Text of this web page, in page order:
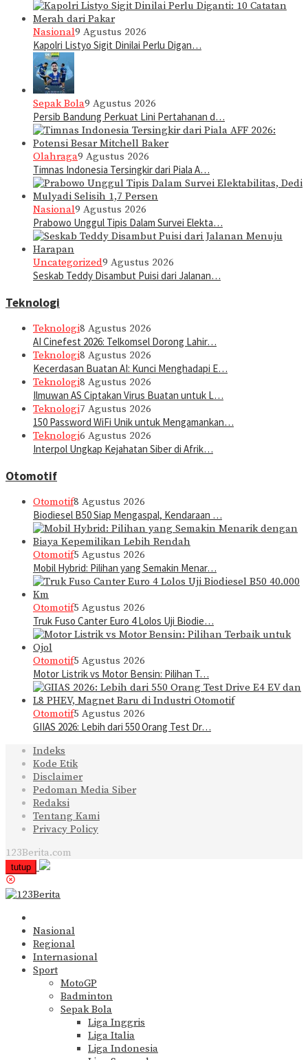
Nasional9 Agustus 2026
Kapolri Listyo Sigit Dinilai Perlu Digan…
Sepak Bola9 Agustus 2026
Persib Bandung Perkuat Lini Pertahanan d…
Olahraga9 Agustus 2026
Timnas Indonesia Tersingkir dari Piala A…
Nasional9 Agustus 2026
Prabowo Unggul Tipis Dalam Survei Elekta…
Uncategorized9 Agustus 2026
Seskab Teddy Disambut Puisi dari Jalanan…
Teknologi
Teknologi8 Agustus 2026
AI Cinefest 2026: Telkomsel Dorong Lahir…
Teknologi8 Agustus 2026
Kecerdasan Buatan AI: Kunci Menghadapi E…
Teknologi8 Agustus 2026
Ilmuwan AS Ciptakan Virus Buatan untuk L…
Teknologi7 Agustus 2026
150 Password WiFi Unik untuk Mengamankan…
Teknologi6 Agustus 2026
Interpol Ungkap Kejahatan Siber di Afrik…
Otomotif
Otomotif8 Agustus 2026
Biodiesel B50 Siap Mengaspal, Kendaraan …
Otomotif5 Agustus 2026
Mobil Hybrid: Pilihan yang Semakin Menar…
Otomotif5 Agustus 2026
Truk Fuso Canter Euro 4 Lolos Uji Biodie…
Otomotif5 Agustus 2026
Motor Listrik vs Motor Bensin: Pilihan T…
Otomotif5 Agustus 2026
GIIAS 2026: Lebih dari 550 Orang Test Dr…
Indeks
Kode Etik
Disclaimer
Pedoman Media Siber
Redaksi
Tentang Kami
Privacy Policy
123Berita.com
tutup
Nasional
Regional
Internasional
Sport
MotoGP
Badminton
Sepak Bola
Liga Inggris
Liga Italia
Liga Indonesia